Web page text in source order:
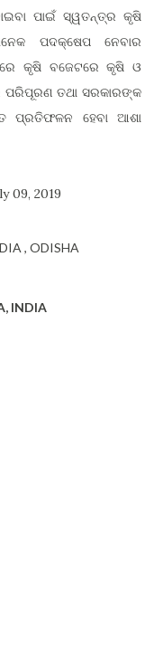
ପାଇଁ ସ୍ୱତନ୍ତ୍ର କୃଷି
ପଦକ୍ଷେପ ନେବାର
କୃଷି ବଜେଟରେ କୃଷି ଓ
ପରିପୂରଣ ତଥା ସରକାରଙ୍କ
ପ୍ରତିଫଳନ ହେବା ଆଶା
09, 2019
ODISHA
INDIA